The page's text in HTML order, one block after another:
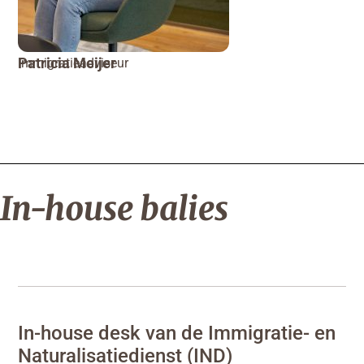
Patricia Meijer
Immigratieadviseur
In-house balies
In-house desk van de Immigratie- en
Naturalisatiedienst (IND)